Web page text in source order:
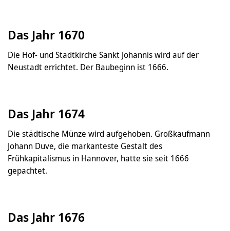
Das Jahr 1670
Die Hof- und Stadtkirche Sankt Johannis wird auf der
Neustadt errichtet. Der Baubeginn ist 1666.
Das Jahr 1674
Die städtische Münze wird aufgehoben. Großkaufmann
Johann Duve, die markanteste Gestalt des
Frühkapitalismus in Hannover, hatte sie seit 1666
gepachtet.
Das Jahr 1676